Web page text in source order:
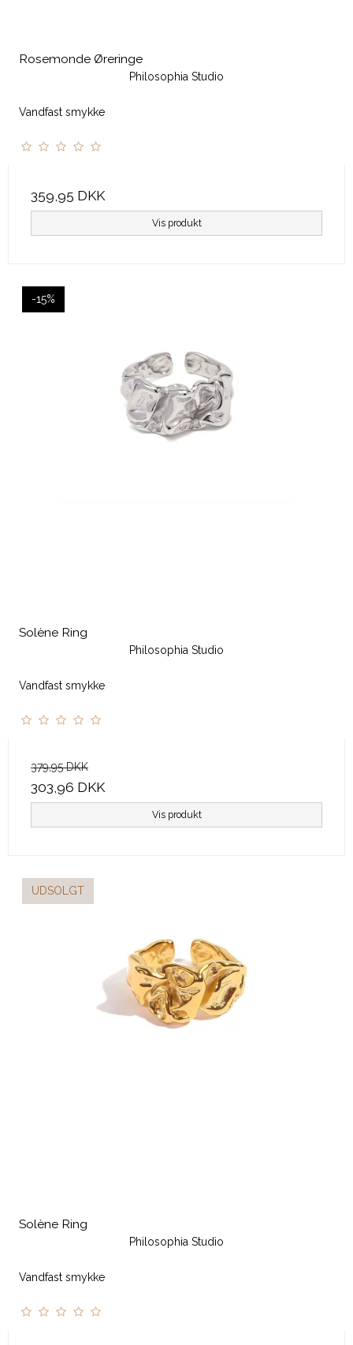
Rosemonde Øreringe
Philosophia Studio
Vandfast smykke
359,95 DKK
Vis produkt
-15%
Solène Ring
Philosophia Studio
Vandfast smykke
379,95 DKK
303,96 DKK
Vis produkt
UDSOLGT
Solène Ring
Philosophia Studio
Vandfast smykke